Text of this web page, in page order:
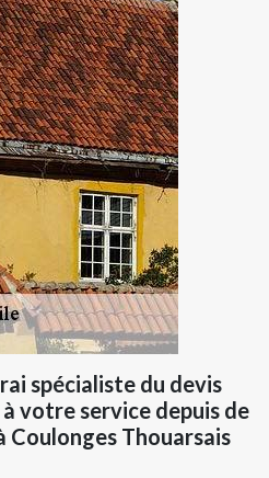
spécialiste du devis
votre service depuis de
Coulonges Thouarsais